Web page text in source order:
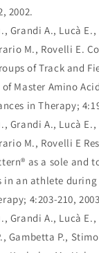
2002.
Grandi A., Lucà E.,
M., Rovelli E.
of Track and
Master Amino
in Therapy;
Grandi A., Lucà E.,
M., Rovelli E
as a sole and
an athlete during
4:203-210,
Grandi A., Lucà
Gambetta P.,